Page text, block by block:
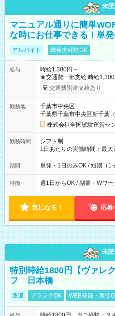
未読
マニュアル通りに簡単
な時にお仕事できる！単
アルバイト 職種未経験OK
給与
時給1,300円～
★交通費一部支給 時給1,300円～ ※試験・役割により手当あり
※勤務回数により昇給あり
り！】 希望される場合、勤
例】 ・河合塾模擬試験 8:30
×8時間＝日収10,400円＋交
円の場合あり ・国家試験
円（役割手当＋100円）×6時間
間】試用期間なし
交通費別途支給あり
勤務地
千葉市中央区
千葉県千葉市中央区新千葉
株式会社全国試験運営セ
勤務時間
シフト制
1日あたりの実働時間：最
間は 試験により異なりま
期間 単発・1日のみOK / 短期（1
特徴 週1日からOK / 副業・Wワ
気になる！ 応募
未読
特別時給1800円【ヴァレ
フ 日本橋
派遣 ブランクOK WEB登録・面接